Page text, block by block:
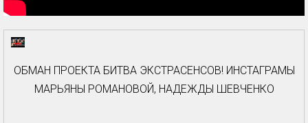
ОБМАН ПРОЕКТА БИТВА ЭКСТРАСЕНСОВ! ИНСТАГРАМЫ
МАРЬЯНЫ РОМАНОВОЙ, НАДЕЖДЫ ШЕВЧЕНКО